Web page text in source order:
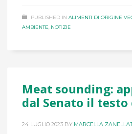
PUBLISHED IN ALIMENTI DI ORIGINE
AMBIENTE, NOTIZIE
Meat sounding:
dal Senato il testo
24 LUGLIO 2023 BY MARCELLA